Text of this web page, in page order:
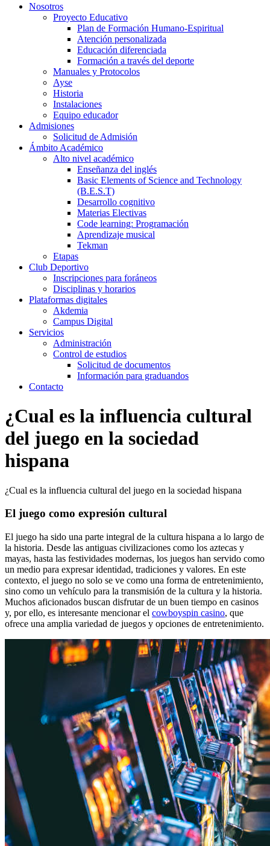
Nosotros
Proyecto Educativo
Plan de Formación Humano-Espiritual
Atención personalizada
Educación diferenciada
Formación a través del deporte
Manuales y Protocolos
Ayse
Historia
Instalaciones
Equipo educador
Admisiones
Solicitud de Admisión
Ámbito Académico
Alto nivel académico
Enseñanza del inglés
Basic Elements of Science and Technology
(B.E.S.T)
Desarrollo cognitivo
Materias Electivas
Code learning: Programación
Aprendizaje musical
Tekman
Etapas
Club Deportivo
Inscripciones para foráneos
Disciplinas y horarios
Plataformas digitales
Akdemia
Campus Digital
Servicios
Administración
Control de estudios
Solicitud de documentos
Información para graduandos
Contacto
¿Cual es la influencia cultural
del juego en la sociedad
hispana
¿Cual es la influencia cultural del juego en la sociedad hispana
El juego como expresión cultural
El juego ha sido una parte integral de la cultura hispana a lo largo de
la historia. Desde las antiguas civilizaciones como los aztecas y
mayas, hasta las festividades modernas, los juegos han servido como
un medio para expresar identidad, tradiciones y valores. En este
contexto, el juego no solo se ve como una forma de entretenimiento,
sino como un vehículo para la transmisión de la cultura y la historia.
Muchos aficionados buscan disfrutar de un buen tiempo en casinos
y, por ello, es interesante mencionar el cowboyspin casino, que
ofrece una amplia variedad de juegos y opciones de entretenimiento.